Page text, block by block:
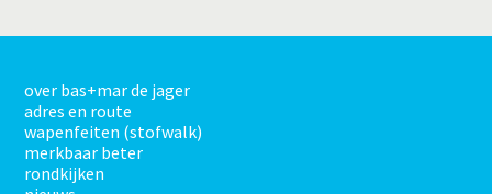
over bas+mar de jager
adres en route
wapenfeiten (stofwalk)
merkbaar beter
rondkijken